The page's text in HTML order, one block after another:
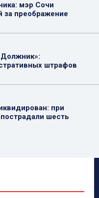
мэр Сочи
за преображение
штрафов
при
шесть